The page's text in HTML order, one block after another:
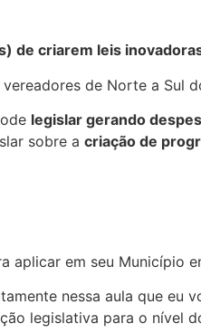
de criarem leis
de Norte a Sul
legislar gerando
sobre a criação de
aplicar em seu Município
nessa aula que
legislativa para o nível